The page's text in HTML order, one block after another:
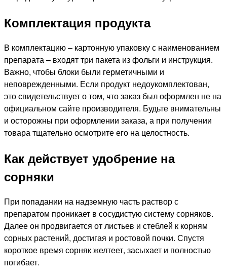
Комплектация продукта
В комплектацию – картонную упаковку с наименованием
препарата – входят три пакета из фольги и инструкция.
Важно, чтобы блоки были герметичными и
неповрежденными. Если продукт недоукомплектован,
это свидетельствует о том, что заказ был оформлен не на
официальном сайте производителя. Будьте внимательны
и осторожны при оформлении заказа, а при получении
товара тщательно осмотрите его на целостность.
Как действует удобрение на
сорняки
При попадании на надземную часть раствор с
препаратом проникает в сосудистую систему сорняков.
Далее он продвигается от листьев и стеблей к корням
сорных растений, достигая и ростовой почки. Спустя
короткое время сорняк желтеет, засыхает и полностью
погибает.